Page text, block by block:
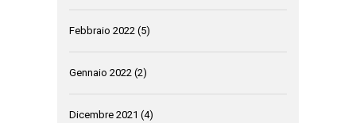
Febbraio 2022 (5)
Gennaio 2022 (2)
Dicembre 2021 (4)